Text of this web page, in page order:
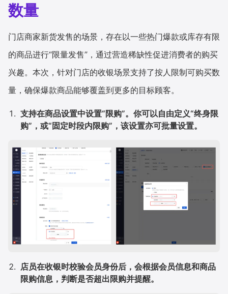
数量
门店商家新货发售的场景，存在以一些热门爆款或库存有限
的商品进行“限量发售”，通过营造稀缺性促进消费者的购买
兴趣。本次，针对门店的收银场景支持了按人限制可购买数
量，确保爆款商品能够覆盖到更多的目标顾客。
支持在商品设置中设置“限购”。你可以自由定义“终身限
购”，或“固定时段内限购”，该设置亦可批量设置。
店员在收银时校验会员身份后，会根据会员信息和商品
限购信息，判断是否超出限购并提醒。